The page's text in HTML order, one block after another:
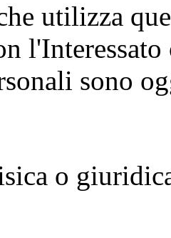
utilizza
l'Interessato
sono
o